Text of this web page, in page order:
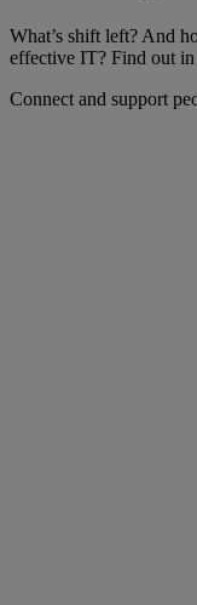
What’s shift left? And
effective IT? Find out
Connect and support